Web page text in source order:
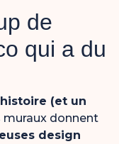
de
qui a du
(et un
muraux donnent
design